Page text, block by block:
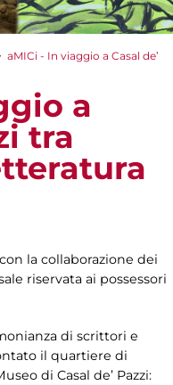
aMICi - In viaggio a Casal de’
a
tra
la collaborazione dei
riservata ai possessori
di scrittori e
il quartiere di
di Casal de’ Pazzi: